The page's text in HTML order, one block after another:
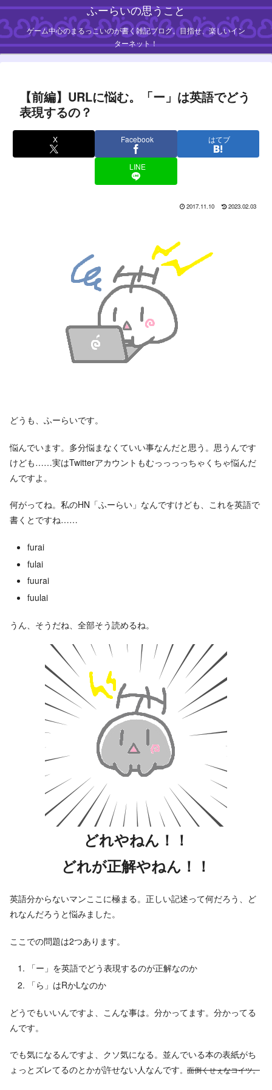
ふーらいの思うこと
ゲーム中心のまるっこいのが書く雑記ブログ。目指せ、楽しいイン
ターネット！
【前編】URLに悩む。「ー」は英語でどう
表現するの？
X Facebook はてブ
LINE
2017.11.10 2023.02.03
どうも、ふーらいです。
悩んでいます。多分悩まなくていい事なんだと思う。思うんです
けども……実はTwitterアカウントもむっっっっちゃくちゃ悩んだ
んですよ。
何がってね。私のHN「ふーらい」なんですけども、これを英語で
書くとですね……
furai
fulai
fuurai
fuulai
うん、そうだね、全部そう読めるね。
どれやねん！！
どれが正解やねん！！
英語分からないマンここに極まる。正しい記述って何だろう、ど
れなんだろうと悩みました。
ここでの問題は2つあります。
「ー」を英語でどう表現するのが正解なのか
「ら」はRかLなのか
どうでもいいんですよ、こんな事は。分かってます。分かってる
んです。
でも気になるんですよ、クソ気になる。並んでいる本の表紙がち
ょっとズレてるのとかが許せない人なんです。 面倒くせぇなコイツ。